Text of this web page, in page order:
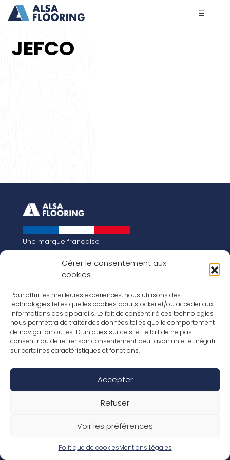
Gérer le consentement aux
cookies
Pour offrir les meilleures expériences, nous utilisons des
technologies telles que les cookies pour stocker et/ou accéder aux
informations des appareils. Le fait de consentir à ces technologies
nous permettra de traiter des données telles que le comportement
de navigation ou les ID uniques sur ce site. Le fait de ne pas
consentir ou de retirer son consentement peut avoir un effet négatif
sur certaines caractéristiques et fonctions.
Accepter
Refuser
Voir les préférences
Politique de cookiesMentions Légales
☰
JEFCO
Une marque française
Qui sommes-nous
Notre histoire
Les chiffres clés
FR
EN
Nos revêtements
Nos Stratifiés
Nos accessoires
Nos parquets
Conditions de garantie
Déclaration de performance
Politique de confidentialité